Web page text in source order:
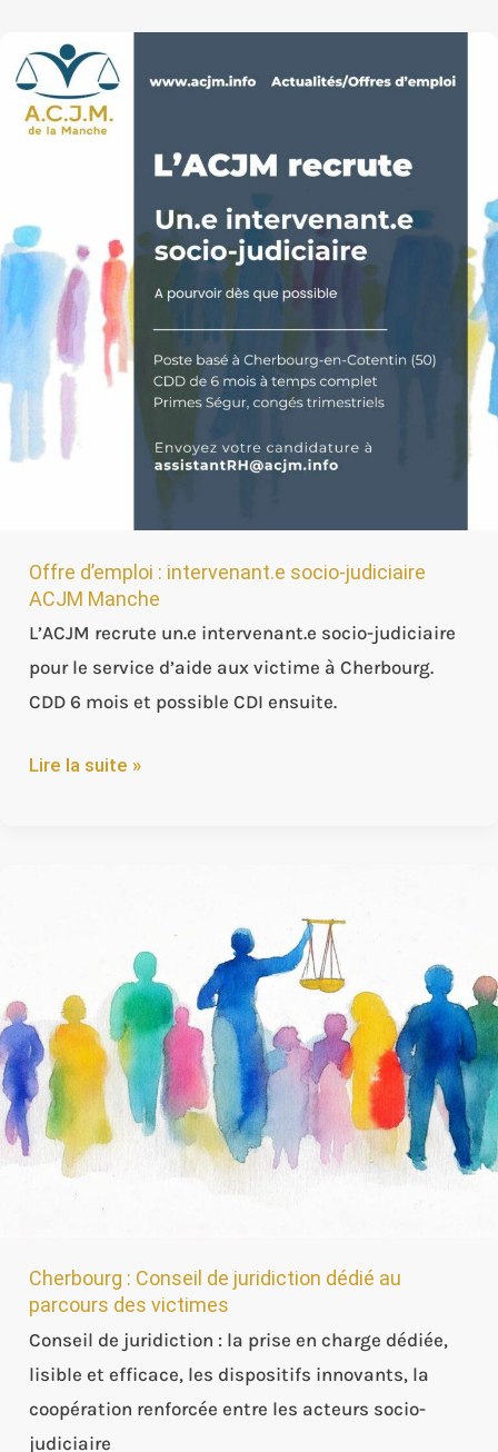
Offre d’emploi : intervenant.e socio-judiciaire
ACJM Manche
L’ACJM recrute un.e intervenant.e socio-judiciaire
pour le service d’aide aux victime à Cherbourg.
CDD 6 mois et possible CDI ensuite.
Offre
d’emploi
:
judiciaire
ACJM
Manche
Lire la suite »
Cherbourg : Conseil de juridiction dédié au
parcours des victimes
Conseil de juridiction : la prise en charge dédiée,
lisible et efficace, les dispositifs innovants, la
coopération renforcée entre les acteurs socio-
judiciaire
juridiction
dédié
au
parcours
des
victimes